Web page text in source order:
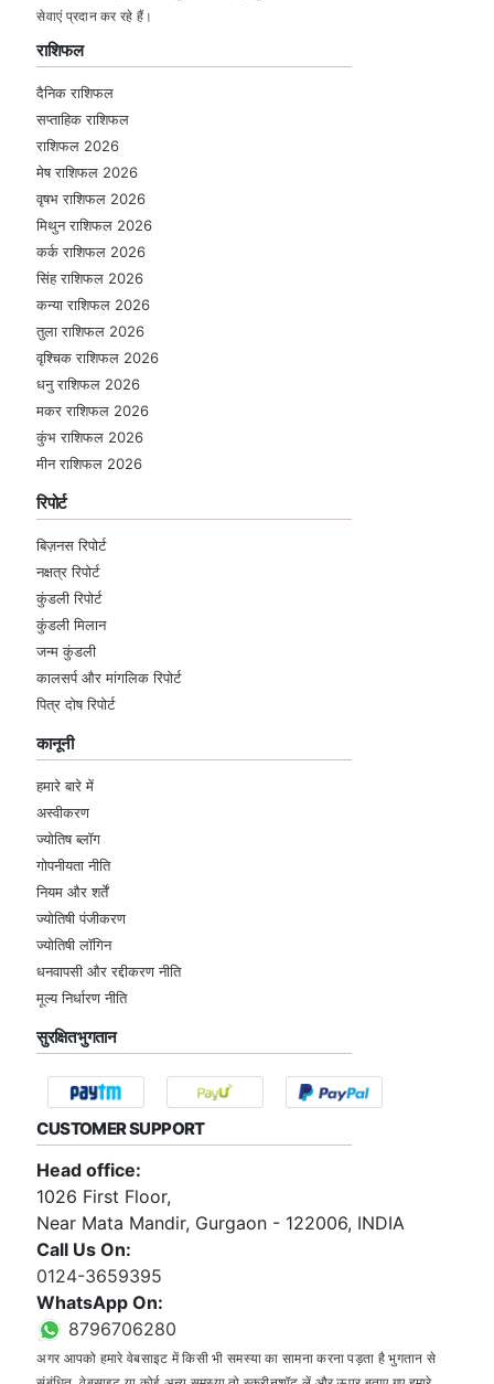
सेवाएं प्रदान कर रहे हैं।
राशिफल
दैनिक राशिफल
सप्ताहिक राशिफल
राशिफल 2026
मेष राशिफल 2026
वृषभ राशिफल 2026
मिथुन राशिफल 2026
कर्क राशिफल 2026
सिंह राशिफल 2026
कन्या राशिफल 2026
तुला राशिफल 2026
वृश्चिक राशिफल 2026
धनु राशिफल 2026
मकर राशिफल 2026
कुंभ राशिफल 2026
मीन राशिफल 2026
रिपोर्ट
बिज़नस रिपोर्ट
नक्षत्र रिपोर्ट
कुंडली रिपोर्ट
कुंडली मिलान
जन्म कुंडली
कालसर्प और मांगलिक रिपोर्ट
पित्र दोष रिपोर्ट
कानूनी
हमारे बारे में
अस्वीकरण
ज्योतिष ब्लॉग
गोपनीयता नीति
नियम और शर्तें
ज्योतिषी पंजीकरण
ज्योतिषी लॉगिन
धनवापसी और रद्दीकरण नीति
मूल्य निर्धारण नीति
सुरक्षित भुगतान
CUSTOMER SUPPORT
Head office:
1026 First Floor,
Near Mata Mandir, Gurgaon - 122006, INDIA
Call Us On:
0124-3659395
WhatsApp On:
8796706280
अगर आपको हमारे वेबसाइट में किसी भी समस्या का सामना करना पड़ता है भुगतान से